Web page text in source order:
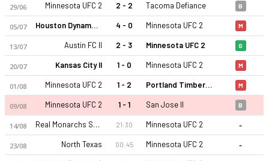
Minnesota United FC 2 2026 sezonu | MLS Next Pro'de
29/06 Minnesota UFC 2 2 - 2 Tacoma Defiance B
05/07 Houston Dynamo 2 4 - 0 Minnesota UFC 2 M
13/07 Austin FC II 2 - 3 Minnesota UFC 2 G
20/07 Kansas City II 1 - 0 Minnesota UFC 2 M
01/08 Minnesota UFC 2 1 - 2 Portland Timbers II M
09/08 Minnesota UFC 2 1 - 1 San Jose II B
14/08 Real Monarchs SLC 21:30 Minnesota UFC 2 -
23/08 North Texas 00:45 Minnesota UFC 2 -